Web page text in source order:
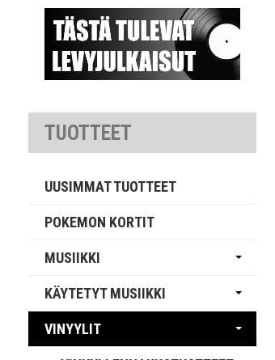
TUOTTEET
UUSIMMAT TUOTTEET
POKEMON KORTIT
MUSIIKKI
KÄYTETYT MUSIIKKI
VINYYLIT